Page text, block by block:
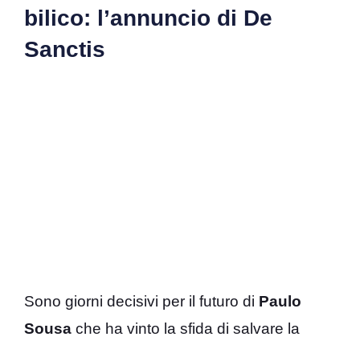
bilico: l’annuncio di De
Sanctis
Sono giorni decisivi per il futuro di Paulo
Sousa che ha vinto la sfida di salvare la